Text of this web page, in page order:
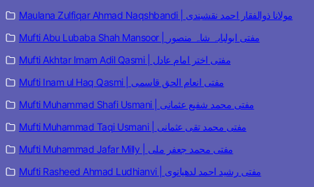
Maulana Zulfiqar Ahmad Naqshbandi | مولانا ذوالفقار احمد نقشبندی
Mufti Abu Lubaba Shah Mansoor | مفتی ابولبابہ شاہ منصور
Mufti Akhtar Imam Adil Qasmi | مفتی اختر امام عادل
Mufti Inam ul Haq Qasmi | مفتی انعام الحق قاسمی
Mufti Muhammad Shafi Usmani | مفتی محمد شفیع عثمانی
Mufti Muhammad Taqi Usmani | مفتی محمد تقی عثمانی
Mufti Muhammad Jafar Milly | مفتی محمد جعفر ملی
Mufti Rasheed Ahmad Ludhianvi | مفتی رشید احمد لدھیانوی